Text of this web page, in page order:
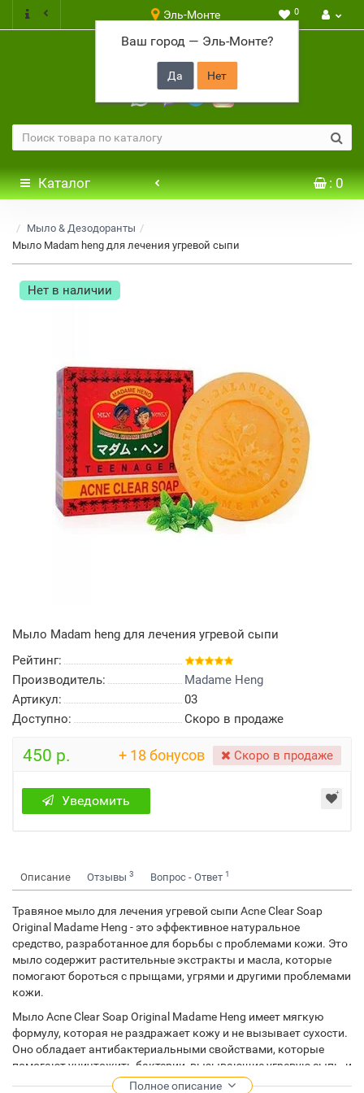
Эль-Монте
Ваш город — Эль-Монте?
0
+7 917 646 65 48
Каталог : 0
Мыло & Дезодоранты
Мыло Madam heng для лечения угревой сыпи
Нет в наличии
Мыло Madam heng для лечения угревой сыпи
Рейтинг:
Производитель:
Madame Heng
Артикул:
03
Доступно:
Скоро в продаже
450 р. + 18 бонусов Скоро в продаже
Уведомить
Описание Отзывы 3 Вопрос - Ответ 1
Травяное мыло для лечения угревой сыпи Acne Clear Soap
Original Madame Heng - это эффективное натуральное
средство, разработанное для борьбы с проблемами кожи. Это
мыло содержит растительные экстракты и масла, которые
помогают бороться с прыщами, угрями и другими проблемами
кожи.
Мыло Acne Clear Soap Original Madame Heng имеет мягкую
формулу, которая не раздражает кожу и не вызывает сухости.
Оно обладает антибактериальными свойствами, которые
помогают уничтожить бактерии, вызывающие угревую сыпь, и
предотвратить ее повторное появление. Это мыло также
Полное описание